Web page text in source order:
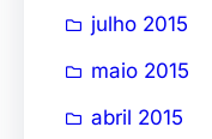
julho 2015
maio 2015
abril 2015